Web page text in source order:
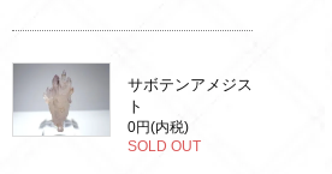
サボテンアメジス
ト
0円(内税)
SOLD OUT